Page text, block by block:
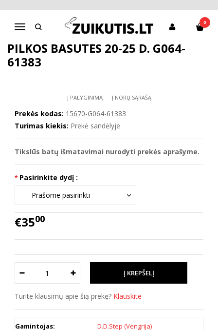
Navigacija
0
Pagrindinis
D.D.Step batai berniukams
Pilkos basutės 20-25 d. G064-61383
PILKOS BASUTĖS 20-25 D. G064-
61383
Į PALYGINIMĄ Į NORŲ SĄRAŠĄ
Prekės kodas: 15670-G064-61383
Turimas kiekis: Prekė sandėlyje
Tikslūs batų išmatavimai nurodyti prekės aprašyme.
Pasirinkite dydį :
€3500
Turite klausimų apie šią prekę? Klauskite
Gamintojas: D.D.Step (Vengrija)